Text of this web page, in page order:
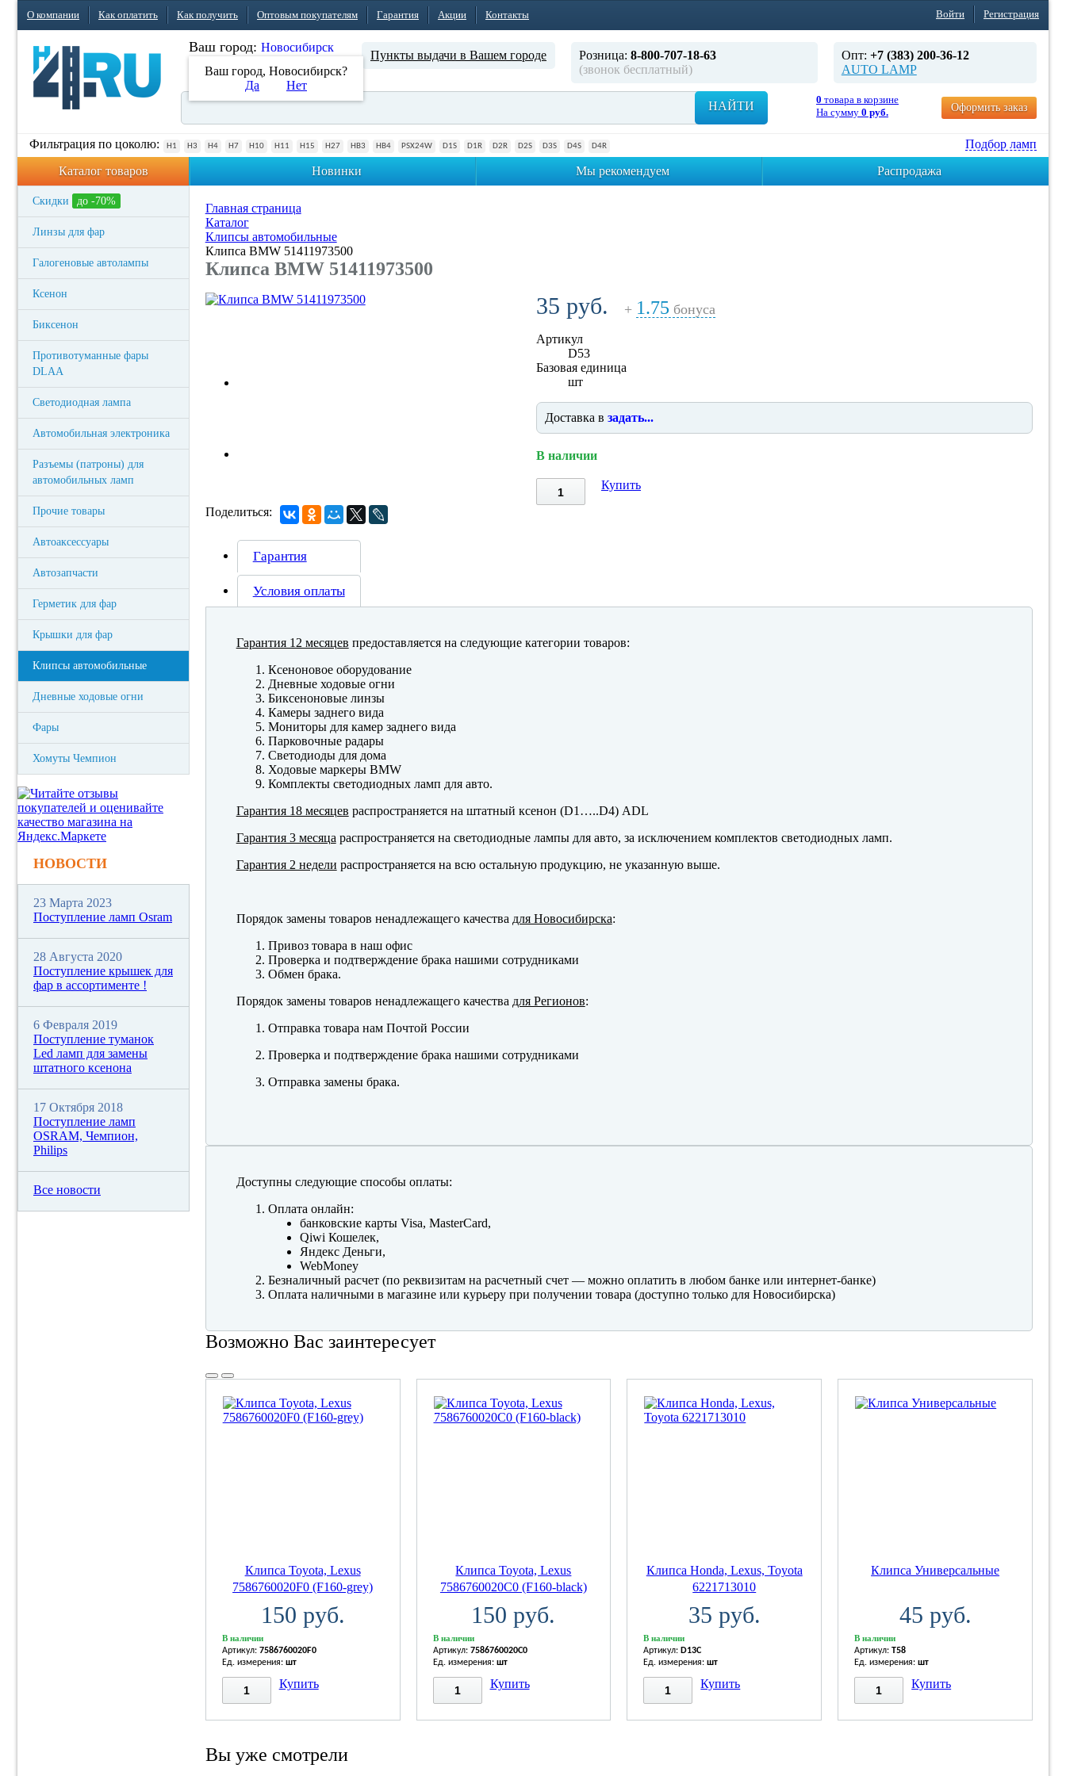
О компании Как оплатить Как получить Оптовым покупателям Гарантия Акции Контакты Войти Регистрация
Ваш город: Новосибирск
Ваш город, Новосибирск?
Да
Нет
Пункты выдачи в Вашем городе Розница: 8-800-707-18-63
(звонок бесплатный)
Опт: +7 (383) 200-36-12
AUTO LAMP
НАЙТИ 0 товара в корзине
На сумму 0 руб. Оформить заказ
Фильтрация по цоколю: H1 H3 H4 H7 H10 H11 H15 H27 HB3 HB4 PSX24W D1S D1R D2R D2S D3S D4S D4R
Подбор ламп
Каталог товаров
Новинки Мы рекомендуем Распродажа
Скидки до -70%
Линзы для фар
Галогеновые автолампы
Ксенон
Биксенон
Противотуманные фары
DLAA
Светодиодная лампа
Автомобильная электроника
Разъемы (патроны) для
автомобильных ламп
Прочие товары
Автоаксессуары
Автозапчасти
Герметик для фар
Крышки для фар
Клипсы автомобильные
Дневные ходовые огни
Фары
Хомуты Чемпион
Главная страница
Каталог
Клипсы автомобильные
Клипса BMW 51411973500
Клипса BMW 51411973500
35 руб. + 1.75 бонуса
Артикул
D53
Базовая единица
шт
Доставка в задать...
В наличии
Купить
Поделиться:
Гарантия
Условия оплаты
Гарантия 12 месяцев предоставляется на следующие категории товаров:
Ксеноновое оборудование
Дневные ходовые огни
Биксеноновые линзы
Камеры заднего вида
Мониторы для камер заднего вида
Парковочные радары
Светодиоды для дома
Ходовые маркеры BMW
Комплекты светодиодных ламп для авто.
Гарантия 18 месяцев распространяется на штатный ксенон (D1…..D4) ADL
Гарантия 3 месяца распространяется на светодиодные лампы для авто, за исключением комплектов светодиодных ламп.
Гарантия 2 недели распространяется на всю остальную продукцию, не указанную выше.
Порядок замены товаров ненадлежащего качества для Новосибирска:
Привоз товара в наш офис
Проверка и подтверждение брака нашими сотрудниками
Обмен брака.
Порядок замены товаров ненадлежащего качества для Регионов:
Отправка товара нам Почтой России
Проверка и подтверждение брака нашими сотрудниками
Отправка замены брака.
Доступны следующие способы оплаты:
Оплата онлайн:
банковские карты Visa, MasterCard,
Qiwi Кошелек,
Яндекс Деньги,
WebMoney
Безналичный расчет (по реквизитам на расчетный счет — можно оплатить в любом банке или интернет-банке)
Оплата наличными в магазине или курьеру при получении товара (доступно только для Новосибирска)
Возможно Вас заинтересует
Клипса Toyota, Lexus
7586760020F0 (F160-grey)
150 руб.
В наличии
Артикул: 7586760020F0
Ед. измерения: шт
Купить
Клипса Toyota, Lexus
7586760020C0 (F160-black)
150 руб.
В наличии
Артикул: 7586760020C0
Ед. измерения: шт
Купить
Клипса Honda, Lexus, Toyota
6221713010
35 руб.
В наличии
Артикул: D13C
Ед. измерения:шт
Купить
Клипса Универсальные
45 руб.
В наличии
Артикул:T58
Ед. измерения:шт
Купить
Вы уже смотрели
НОВОСТИ
23 Марта 2023
Поступление ламп Osram
28 Августа 2020
Поступление крышек для
фар в ассортименте !
6 Февраля 2019
Поступление туманок
Led ламп для замены
штатного ксенона
17 Октября 2018
Поступление ламп
OSRAM, Чемпион,
Philips
Все новости